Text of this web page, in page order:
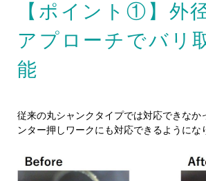
【ポイント①】外
アプローチでバリ
能
従来の丸シャンクタイプでは対応できなか
ンター押しワークにも対応できるようにな